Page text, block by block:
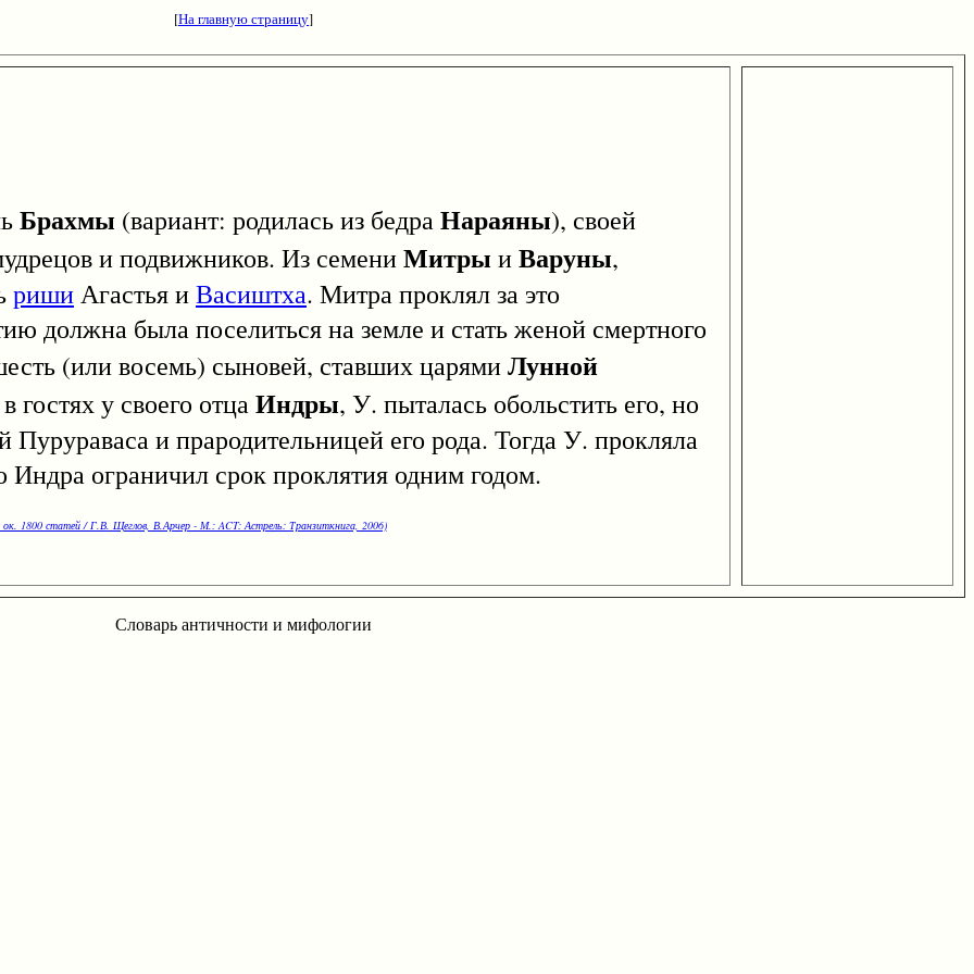
[На главную страницу]
Брахмы (вариант: родилась из бедраНараяны), своей
и подвижников. Из семениМитры иВаруны,
ришиАгастья иВасиштха. Митра проклял за это
должна была поселиться на земле и стать женой смертного
(или восемь) сыновей, ставших царямиЛунной
гостях у своего отцаИндры, У. пыталась обольстить его, но
Пурураваса и прародительницей его рода. Тогда У. прокляла
ограничил срок проклятия одним годом.
ок. 1800 статей / Г.В. Щеглов, В.Арчер - М.: ACT: Астрель: Транзиткнига, 2006)
Словарь античности и мифологии